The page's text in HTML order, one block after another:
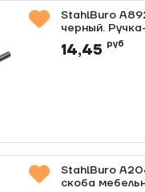
StahlBuro
черный.
Артикул:
14,45 руб
StahlBuro
скоба